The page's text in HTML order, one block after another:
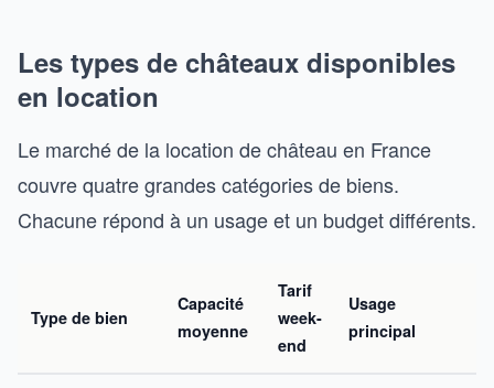
Les types de châteaux disponibles
en location
Le marché de la location de château en France
couvre quatre grandes catégories de biens.
Chacune répond à un usage et un budget différents.
Type de bien
Capacité
moyenne
Tarif
week-
end
Usage
principal